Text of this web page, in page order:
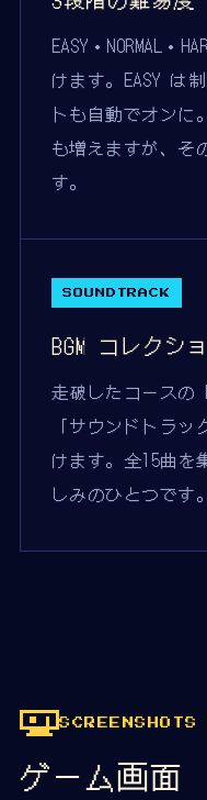
EASY・NORMAL・
けます。EASY は
トも自動でオンに
も増えますが、そ
す。
SOUNDTRACK
BGM コレクシ
走破したコースの
「サウンドトラ
けます。全15曲を
しみのひとつです。
SCREENSHOTS
ゲーム画面